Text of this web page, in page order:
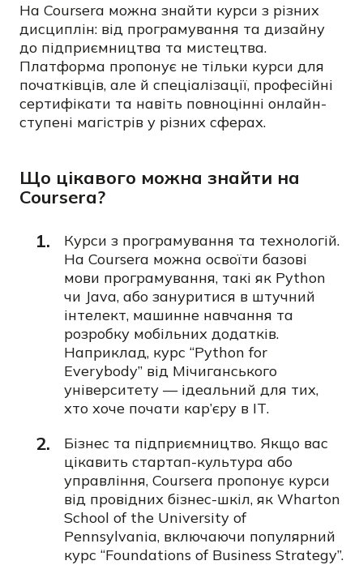
На Coursera можна знайти курси з різних
дисциплін: від програмування та дизайну
до підприємництва та мистецтва.
Платформа пропонує не тільки курси для
початківців, але й спеціалізації, професійні
сертифікати та навіть повноцінні онлайн-
ступені магістрів у різних сферах.
Що цікавого можна знайти на
Coursera?
Курси з програмування та технологій.
На Coursera можна освоїти базові
мови програмування, такі як Python
чи Java, або зануритися в штучний
інтелект, машинне навчання та
розробку мобільних додатків.
Наприклад, курс “Python for
Everybody” від Мічиганського
університету — ідеальний для тих,
хто хоче почати кар’єру в ІТ.
Бізнес та підприємництво. Якщо вас
цікавить стартап-культура або
управління, Coursera пропонує курси
від провідних бізнес-шкіл, як Wharton
School of the University of
Pennsylvania, включаючи популярний
курс “Foundations of Business Strategy”.